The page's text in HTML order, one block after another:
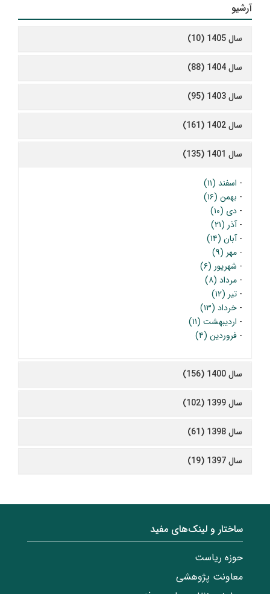
آرشیو
سال 1405 (10)
سال 1404 (88)
سال 1403 (95)
سال 1402 (161)
سال 1401 (135)
- اسفند (۱۱)
- بهمن (۱۶)
- دی (۱۰)
-آذر (۲۱)
-آبان (۱۴)
- مهر (۹)
- شهریور (۶)
- مرداد (۸)
- تیر (۱۲)
- خرداد (۱۳)
- اردیبهشت (۱۱)
- فروردین (۴)
سال 1400 (156)
سال 1399 (102)
سال 1398 (61)
سال 1397 (19)
ساختار‌‌ و‌‌ لینک‌های مفید
حوزه ریاست
معاونت پژوهشی